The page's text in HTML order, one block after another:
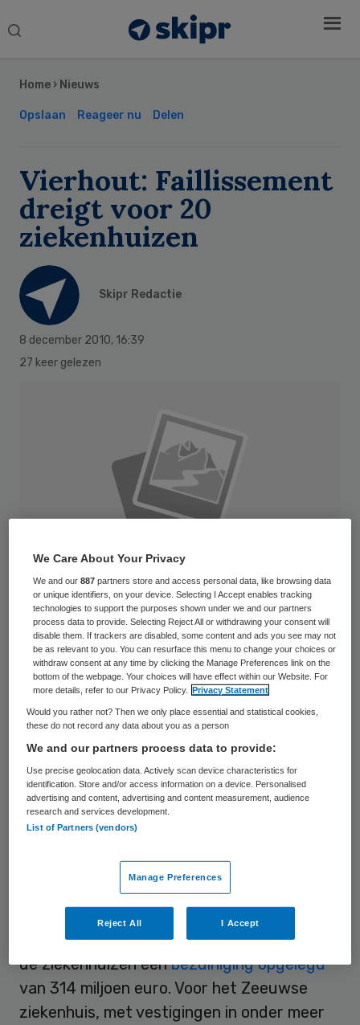
Search
Home › Nieuws
Opslaan Reageer nu Delen
Vierhout: Faillissement
dreigt voor 20
ziekenhuizen
Skipr Redactie
8 december 2010, 16:39
27 keer gelezen
Ongeveer twintig ziekenhuizen in Nederland
gaan failliet als ze er niet in slagen de
bezuinigingen van het kabinet te verwerken.
Dat heeft voorzitter van de raad van
bestuur Pieter Vierhout van het Zeeuwse
Admiraal de Ruyter Ziekenhuis woensdag
gezegd. Dat meldt Zorgvisie. Vierhout is
oud-voorzitter van de Orde van Medisch
Bezuinigingen
Het ministerie van Volksgezondheid heeft
de ziekenhuizen eenbezuiniging opgelegd
van 314 miljoen euro. Voor het Zeeuwse
ziekenhuis, met vestigingen in onder meer
Sidebar
We Care About Your Privacy
We and our887 partners store and access personal data, like browsing data
or unique identifiers, on your device. Selecting I Accept enables tracking
technologies to support the purposes shown under we and our partners
process data to provide. Selecting Reject All or withdrawing your consent will
disable them. If trackers are disabled, some content and ads you see may not
be as relevant to you. You can resurface this menu to change your choices or
withdraw consent at any time by clicking the Manage Preferences link on the
bottom of the webpage. Your choices will have effect within our Website. For
more details, refer to our Privacy Policy.
Privacy Statement
Would you rather not? Then we only place essential and statistical cookies,
these do not record any data about you as a person
We and our partners process data to provide:
Use precise geolocation data. Actively scan device characteristics for
identification. Store and/or access information on a device. Personalised
advertising and content, advertising and content measurement, audience
research and services development.
List of Partners (vendors)
Manage Preferences
Reject All I Accept